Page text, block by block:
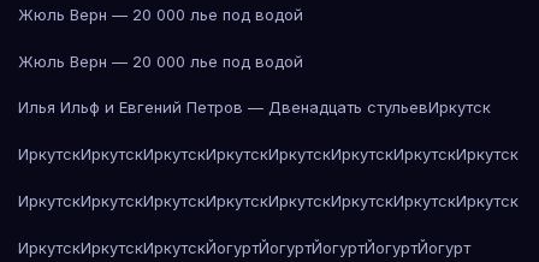
Жюль Верн — 20 000 лье под водой
Жюль Верн — 20 000 лье под водой
Илья Ильф и Евгений Петров — Двенадцать стульевИркутск
ИркутскИркутскИркутскИркутскИркутскИркутскИркутскИркутск
ИркутскИркутскИркутскИркутскИркутскИркутскИркутскИркутск
ИркутскИркутскИркутскЙогуртЙогуртЙогуртЙогуртЙогурт